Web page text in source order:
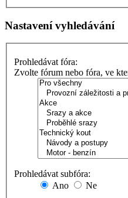
Nastavení vyhledávání
Prohledávat fóra:
Zvolte fórum nebo fóra, ve
Prohledávat subfóra:
Ano
Ne